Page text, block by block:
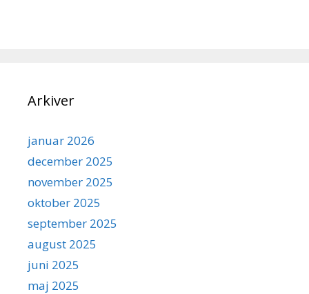
Arkiver
januar 2026
december 2025
november 2025
oktober 2025
september 2025
august 2025
juni 2025
maj 2025